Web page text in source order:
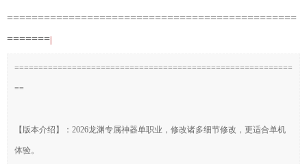
===============================================
=======
==========================================================
==
【版本介绍】：2026龙渊专属神器单职业，修改诸多细节修改，更适合单机
体验。